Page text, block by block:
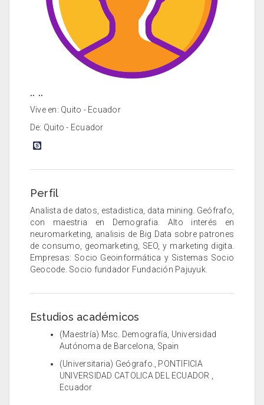
.. ..
Vive en: Quito - Ecuador
De: Quito - Ecuador
Perfil
Analista de datos, estadistica, data mining. Geófrafo,
con maestria en Demografia. Alto interés en
neuromarketing, analisis de Big Data sobre patrones
de consumo, geomarketing, SEO, y marketing digita.
Empresas: Socio Geoinformática y Sistemas Socio
Geocode. Socio fundador Fundación Pajuyuk.
Estudios académicos
(Maestría) Msc. Demografía, Universidad
Autónoma de Barcelona, Spain
(Universitaria) Geógrafo., PONTIFICIA
UNIVERSIDAD CATOLICA DEL ECUADOR ,
Ecuador